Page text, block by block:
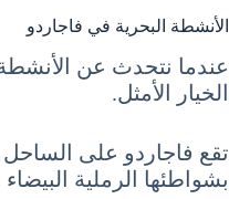
الأنشطة البحرية في فاجاردو
عندما نتحدث عن الأنشطة
الخيار الأمثل.
تقع فاجاردو على
بشواطئها الرملية البيضاء